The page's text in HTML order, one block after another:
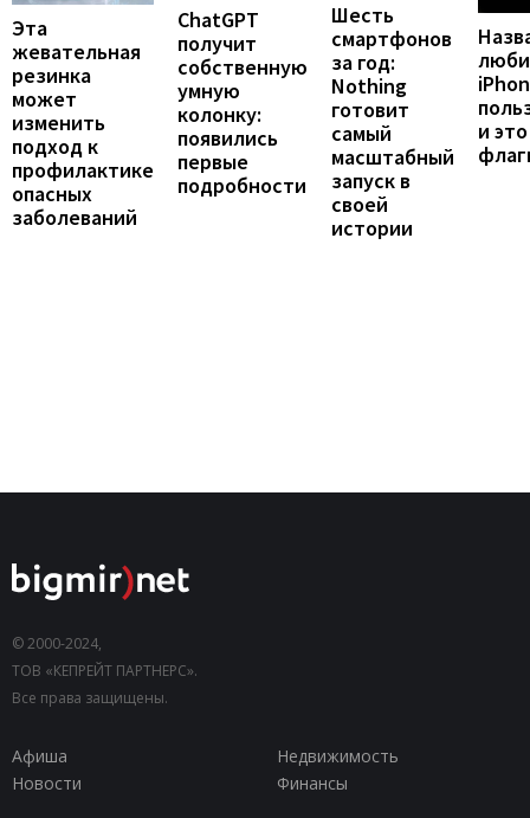
Эта
жевательная
резинка
может
изменить
подход к
профилактике
опасных
заболеваний
ChatGPT
получит
собственную
умную
колонку:
появились
первые
подробности
Шесть
смартфонов
за год:
Nothing
готовит
самый
масштабный
запуск в
своей
истории
и
© 2000-2024,
ТОВ «КЕПРЕЙТ ПАРТНЕРС».
Все права защищены.
Афиша
Недвижимость
Новости
Финансы